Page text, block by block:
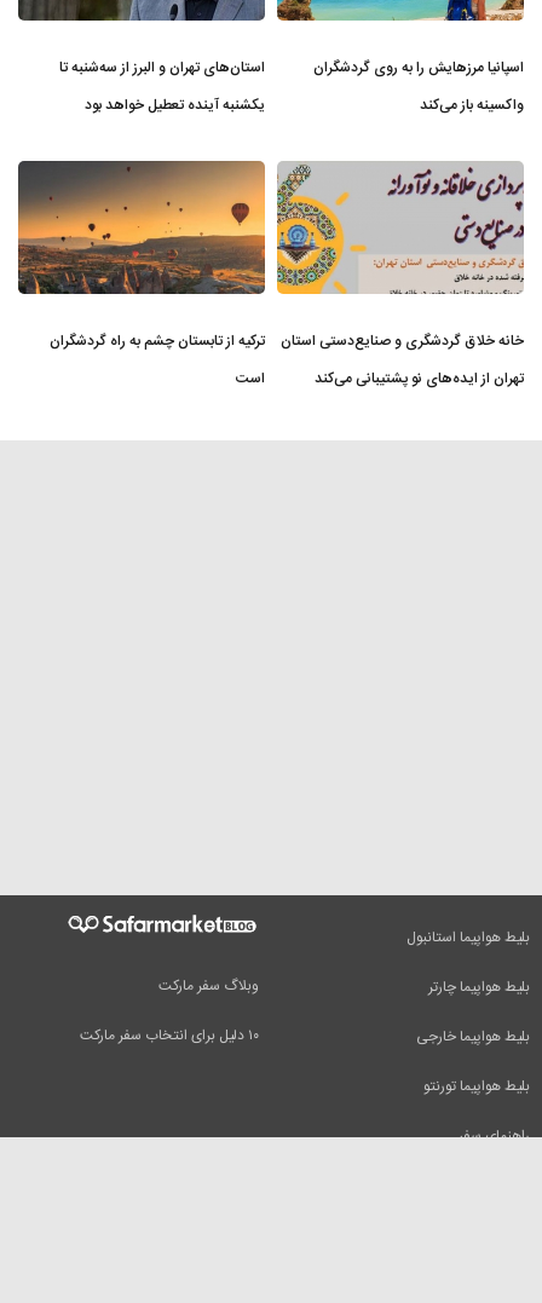
اسپانیا مرزهایش را به روی گردشگران
واکسینه باز می‌کند
استان‌های تهران و البرز از سه‌شنبه تا
یکشنبه آینده تعطیل خواهد بود
خانه خلاق گردشگری و صنایع‌دستی استان
تهران از ایده‌های نو پشتیبانی می‌کند
ترکیه از تابستان چشم به راه گردشگران
است
وبلاگ سفر مارکت
۱۰ دلیل برای انتخاب سفر مارکت
بلیط هواپیما استانبول
بلیط هواپیما چارتر
بلیط هواپیما خارجی
بلیط هواپیما تورنتو
راهنمای سفر